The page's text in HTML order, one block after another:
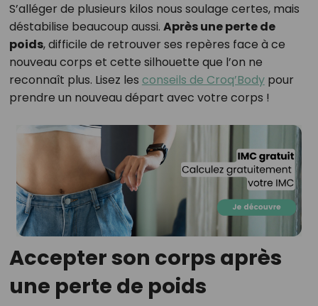
S’alléger de plusieurs kilos nous soulage certes, mais
déstabilise beaucoup aussi. Après une perte de
poids, difficile de retrouver ses repères face à ce
nouveau corps et cette silhouette que l’on ne
reconnaît plus. Lisez les conseils de Croq’Bodypour
prendre un nouveau départ avec votre corps !
Accepter son corps après
une perte de poids